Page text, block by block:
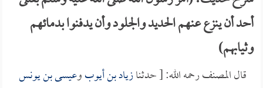
أحد أن ينزع عنهم الحديد والجلود وأن يدفنوا بدمائهم
وثيابهم)
قال المصنف رحمه الله: [ حدثنازياد بن أيوبوعيسى بن يونس